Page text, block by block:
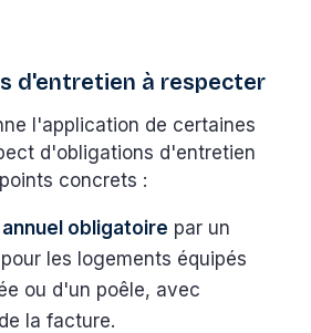
d'entretien à respecter
l'application de certaines
d'obligations d'entretien
concrets :
obligatoire par un
les logements équipés
ou d'un poêle, avec
la facture.